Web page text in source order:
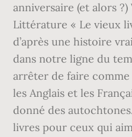
anniversaire (et alors
Littérature « Le vieux
d’après une histoire
dans notre ligne du
arrêter de faire comme
les Anglais et les
donné des
livres pour ceux qui